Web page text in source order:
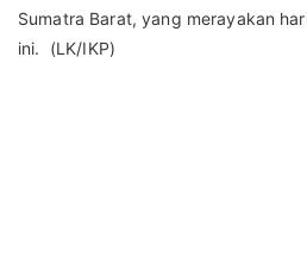
Sumatra Barat, yang merayakan
ini. (LK/IKP)